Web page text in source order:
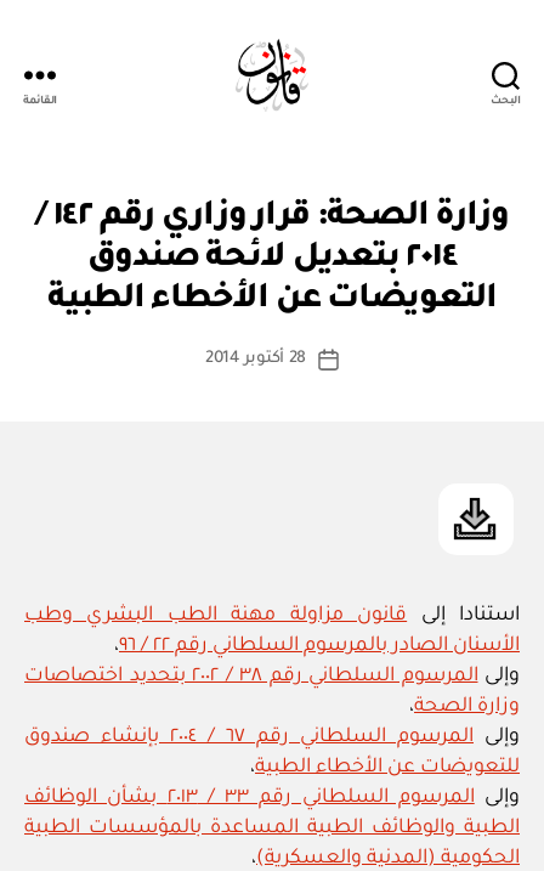
البحث القائمة
التصنيفات
وزارة الصحة: قرار وزاري رقم ١٤٢ /
٢٠١٤ بتعديل لائحة صندوق
التعويضات عن الأخطاء الطبية
كاتب
بو
ا
س
ة
تاريخ
28 أكتوبر 2014
استنادا إلى قانون مزاولة مهنة الطب البشري وطب
الأسنان الصادر بالمرسوم السلطاني رقم ٢٢ / ٩٦
،
وإلى
المرسوم السلطاني رقم ٣٨ / ٢٠٠٢ بتحديد اختصاصات
وزارة الصحة،
وإلى
المرسوم السلطاني رقم ٦٧ / ٢٠٠٤ بإنشاء صندوق
للتعويضات عن الأخطاء الطبية،
وإلى
المرسوم السلطاني رقم ٣٣ / ٢٠١٣ بشأن الوظائف
الطبية والوظائف الطبية المساعدة بالمؤسسات الطبية
الحكومية (المدنية والعسكرية)،